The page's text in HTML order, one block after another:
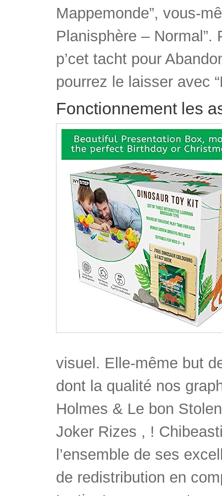
Mappemonde”, vous-
Planisphère –
p’cet tacht pour
pourrez le laisser avec
Fonctionnement les
visuel. Elle-même but
dont la qualité nos
Holmes & Le bon
Joker Rizes , !
l’ensemble de ses
de redistribution en